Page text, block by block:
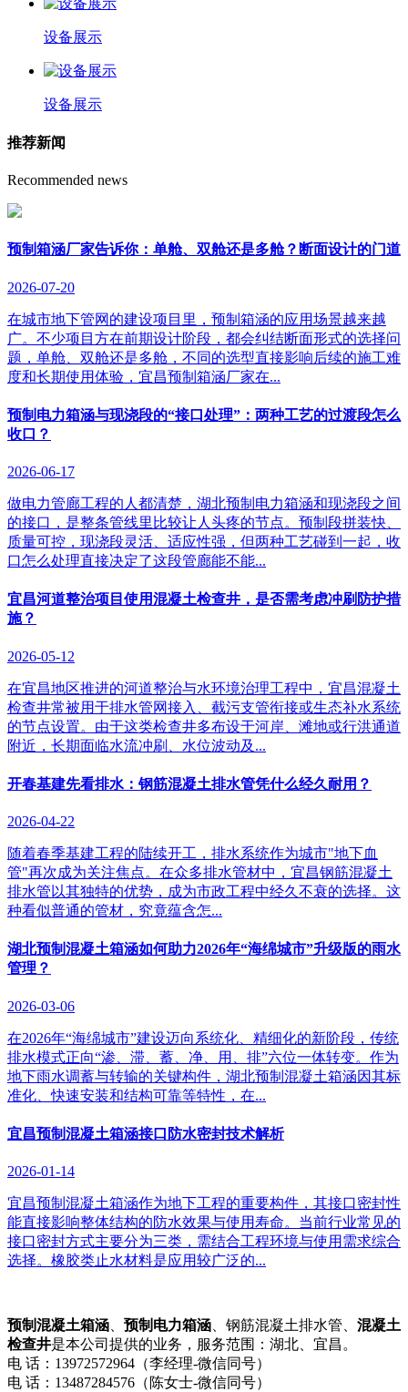
设备展示
设备展示
推荐新闻
Recommended news
预制箱涵厂家告诉你：单舱、双舱还是多舱？断面设计的门道
2026-07-20
在城市地下管网的建设项目里，预制箱涵的应用场景越来越
广。不少项目方在前期设计阶段，都会纠结断面形式的选择问
题，单舱、双舱还是多舱，不同的选型直接影响后续的施工难
度和长期使用体验，宜昌预制箱涵厂家在...
预制电力箱涵与现浇段的“接口处理”：两种工艺的过渡段怎么
收口？
2026-06-17
做电力管廊工程的人都清楚，湖北预制电力箱涵和现浇段之间
的接口，是整条管线里比较让人头疼的节点。预制段拼装快、
质量可控，现浇段灵活、适应性强，但两种工艺碰到一起，收
口怎么处理直接决定了这段管廊能不能...
宜昌河道整治项目使用混凝土检查井，是否需考虑冲刷防护措
施？
2026-05-12
在宜昌地区推进的河道整治与水环境治理工程中，宜昌混凝土
检查井常被用于排水管网接入、截污支管衔接或生态补水系统
的节点设置。由于这类检查井多布设于河岸、滩地或行洪通道
附近，长期面临水流冲刷、水位波动及...
开春基建先看排水：钢筋混凝土排水管凭什么经久耐用？
2026-04-22
随着春季基建工程的陆续开工，排水系统作为城市"地下血
管"再次成为关注焦点。在众多排水管材中，宜昌钢筋混凝土
排水管以其独特的优势，成为市政工程中经久不衰的选择。这
种看似普通的管材，究竟蕴含怎...
湖北预制混凝土箱涵如何助力2026年“海绵城市”升级版的雨水
管理？
2026-03-06
在2026年“海绵城市”建设迈向系统化、精细化的新阶段，传统
排水模式正向“渗、滞、蓄、净、用、排”六位一体转变。作为
地下雨水调蓄与转输的关键构件，湖北预制混凝土箱涵因其标
准化、快速安装和结构可靠等特性，在...
宜昌预制混凝土箱涵接口防水密封技术解析
2026-01-14
宜昌预制混凝土箱涵作为地下工程的重要构件，其接口密封性
能直接影响整体结构的防水效果与使用寿命。当前行业常见的
接口密封方式主要分为三类，需结合工程环境与使用需求综合
选择。橡胶类止水材料是应用较广泛的...
预制混凝土箱涵 预制电力箱涵 、钢筋混凝土排水管、 混凝土
检查井是本公司提供的业务，服务范围：湖北、宜昌。
电 话：13972572964（李经理-微信同号）
电 话：13487284576（陈女士-微信同号）